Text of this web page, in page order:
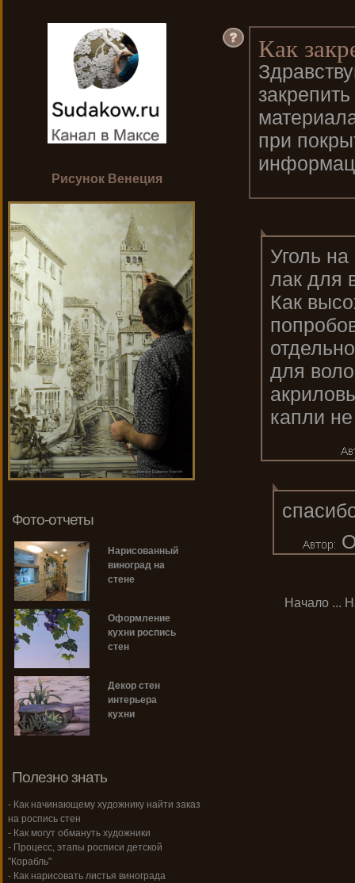
Как
при
Уголь
лак для
Как
для
капли
Начало ...
Рисунок Венеция
Фото-отчеты
Нарисованный
виноград на
стене
Оформление
кухни роспись
стен
Декор стен
интерьера
кухни
Полезно знать
- Как начинающему художнику найти заказ
на роспись стен
- Как могут обмануть художники
- Процесс, этапы росписи детской
"Корабль"
- Как нарисовать листья винограда